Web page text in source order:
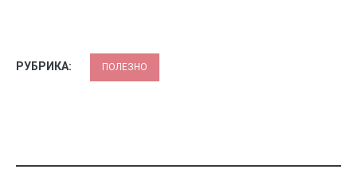
РУБРИКА: ПОЛЕЗНО